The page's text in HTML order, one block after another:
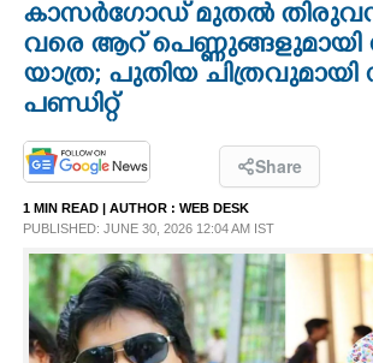
OPINION
LIFESTYLE
SPIRITUAL
INFO+
കാസർഗോഡ് മുതൽ
വരെ ആറ് പെണ്ണുങ്ങളുമായി
യാത്ര; പുതിയ
പണ്ഡിറ്റ്‌
Share
1 MIN READ | AUTHOR : WEB DESK
PUBLISHED: JUNE 30, 2026 12:04 AM IST